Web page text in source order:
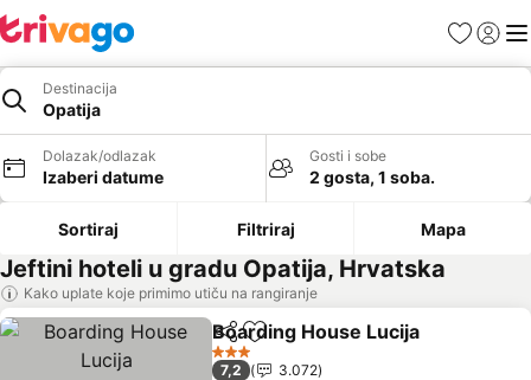
FavoritiPrijavi
Destinacija
Opatija
Dolazak/odlazak
Izaberi datume
Gosti i sobe
2 gosta, 1 soba.
Sortiraj Filtriraj Mapa
Jeftini hoteli u gradu Opatija, Hrvatska
Kako uplate koje primimo utiču na rangiranje
Deli Dodati u favorite
Boarding House Lucija
3 Zvezdice
7,2
3.072